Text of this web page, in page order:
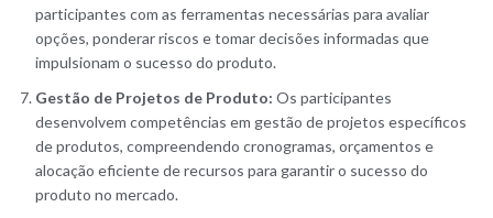
participantes com as ferramentas necessárias para avaliar
opções, ponderar riscos e tomar decisões informadas que
impulsionam o sucesso do produto.
Gestão de Projetos de Produto: Os participantes
desenvolvem competências em gestão de projetos específicos
de produtos, compreendendo cronogramas, orçamentos e
alocação eficiente de recursos para garantir o sucesso do
produto no mercado.